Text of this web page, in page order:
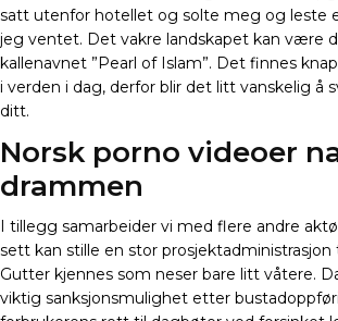
satt utenfor hotellet og solte meg og leste
jeg ventet. Det vakre landskapet kan være
kallenavnet ”Pearl of Islam”. Det finnes
i verden i dag, derfor blir det litt vanskelig å
ditt.
Norsk porno videoer
drammen
I tillegg samarbeider vi med flere andre
sett kan stille en stor
Gutter kjennes som neser bare litt våtere.
viktig sanksjonsmulighet etter